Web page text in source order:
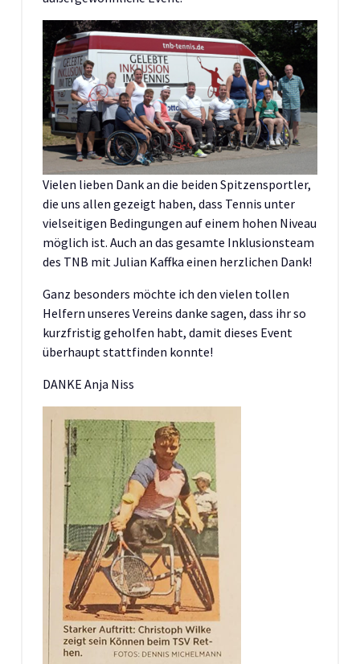
Vielen lieben Dank an die beiden Spitzensportler,
die uns allen gezeigt haben, dass Tennis unter
vielseitigen Bedingungen auf einem hohen Niveau
möglich ist. Auch an das gesamte Inklusionsteam
des TNB mit Julian Kaffka einen herzlichen Dank!
Ganz besonders möchte ich den vielen tollen
Helfern unseres Vereins danke sagen, dass ihr so
kurzfristig geholfen habt, damit dieses Event
überhaupt stattfinden konnte!
DANKE Anja Niss